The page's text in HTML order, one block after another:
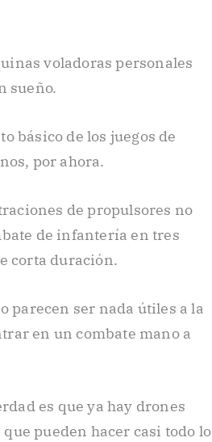
voladoras personales
sueño.
básico de los juegos de
por ahora.
de propulsores no
de infantería en tres
corta duración.
parecen ser nada útiles a la
en un combate mano a
es que ya hay drones
pueden hacer casi todo lo